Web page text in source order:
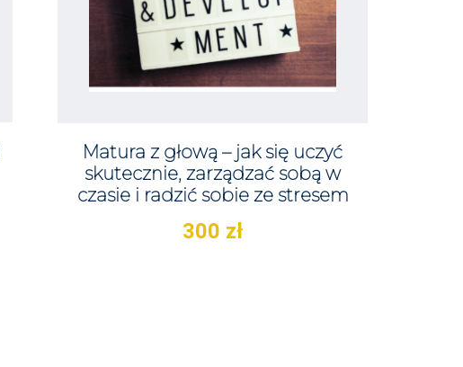
Matura z głową – jak się uczyć
skutecznie, zarządzać sobą w
czasie i radzić sobie ze stresem
300 zł